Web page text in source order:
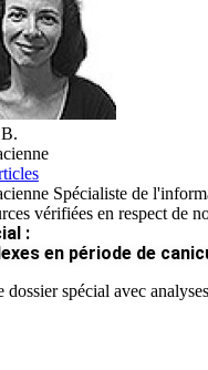
Spécialiste de
vérifiées en respect de
:
en période de
dossier spécial avec